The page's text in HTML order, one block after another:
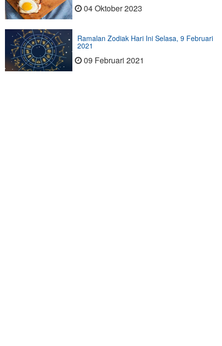
04 Oktober 2023
Ramalan Zodiak Hari Ini Selasa, 9 Februari
2021
09 Februari 2021